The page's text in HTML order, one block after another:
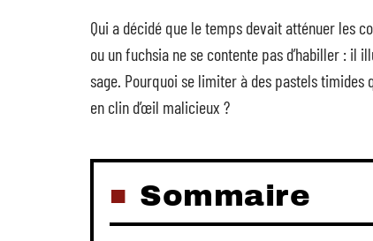
Qui a décidé que le temps devait atténuer les
ou un fuchsia ne se contente pas d’habiller : il
sage. Pourquoi se limiter à des pastels
en clin d’œil malicieux ?
Sommaire